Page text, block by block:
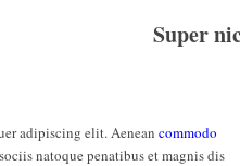
Super
adipiscing elit. Aenean commodo
natoque penatibus et magnis dis